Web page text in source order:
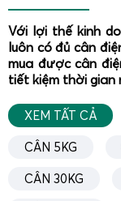
Với lợi thế kinh
luôn có đủ cân
mua được cân
tiết kiệm thời gian
XEM TẤT CẢ
CÂN 5KG
CÂN 30KG